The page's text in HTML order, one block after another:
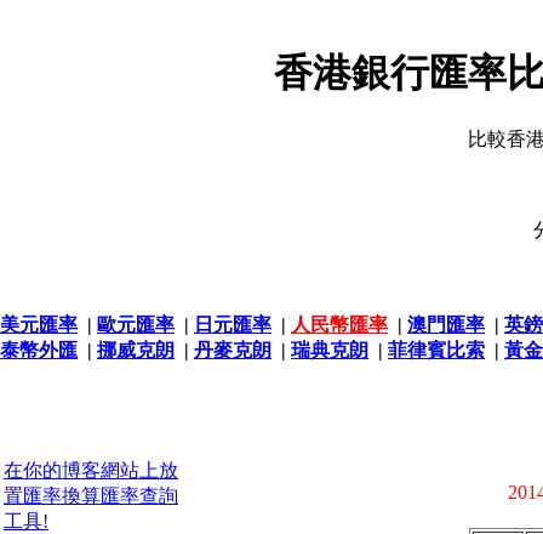
香港銀行匯率
比較香
美元匯率 | 歐元匯率 | 日元匯率 | 人民幣匯率 | 澳門匯率 | 英
泰幣外匯 | 挪威克朗 | 丹麥克朗 | 瑞典克朗 | 菲律賓比索 | 黃
在你的博客網站上放
置匯率換算匯率查詢
工具!